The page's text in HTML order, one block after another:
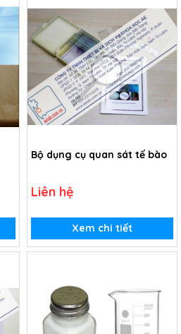
Bộ dụng cụ quan sát tế bào
Liên hệ
Xem chi tiết